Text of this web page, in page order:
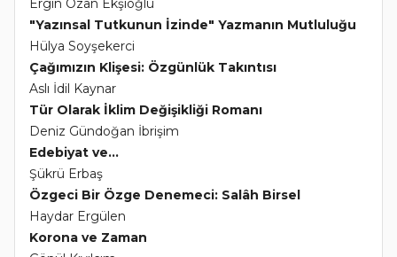
Ergin Ozan Ekşioğlu
"Yazınsal Tutkunun İzinde" Yazmanın Mutluluğu
Hülya Soyşekerci
Çağımızın Klişesi: Özgünlük Takıntısı
Aslı İdil Kaynar
Tür Olarak İklim Değişikliği Romanı
Deniz Gündoğan İbrişim
Edebiyat ve...
Şükrü Erbaş
Özgeci Bir Özge Denemeci: Salâh Birsel
Haydar Ergülen
Korona ve Zaman